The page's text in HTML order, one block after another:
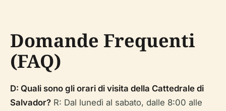
Domande Frequenti
(FAQ)
D: Quali sono gli orari di visita della Cattedrale di
Salvador? R: Dal lunedì al sabato, dalle 8:00 alle